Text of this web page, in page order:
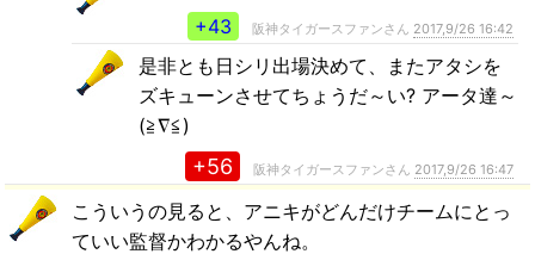
+43
阪神タイガースファンさん 2017,9/26 16:42
是非とも日シリ出場決めて、またアタシを
ズキューンさせてちょうだ～い? アータ達～
(≧∇≦)
+56 阪神タイガースファンさん 2017,9/26 16:47
こういうの見ると、アニキがどんだけチームにとっ
ていい監督かわかるやんね。